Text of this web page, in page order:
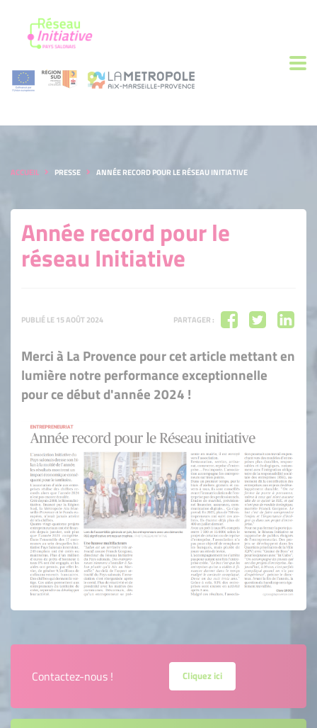
ACCUEIL PRESSE ANNÉE RECORD POUR LE RÉSEAU INITIATIVE
Année record pour le
réseau Initiative
PUBLIÉ LE 15 AOÛT 2024 PARTAGER :
Merci à La Provence pour cet article mettant en
lumière notre performance exceptionnelle
pour ce début d'année 2024 !
Contactez-nous ! Cliquez ici